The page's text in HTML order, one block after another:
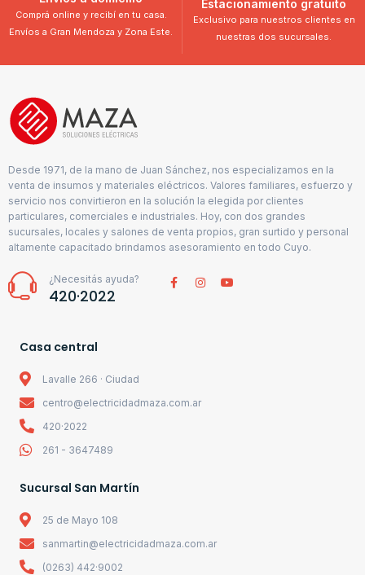
Comprá online y recibí en tu casa.
Envíos a Gran Mendoza y Zona Este.
Estacionamiento gratuito
Exclusivo para nuestros clientes en
nuestras dos sucursales.
Desde 1971, de la mano de Juan Sánchez, nos especializamos en la
venta de insumos y materiales eléctricos. Valores familiares, esfuerzo y
servicio nos convirtieron en la solución la elegida por clientes
particulares, comerciales e industriales. Hoy, con dos grandes
sucursales, locales y salones de venta propios, gran surtido y personal
altamente capacitado brindamos asesoramiento en todo Cuyo.
¿Necesitás ayuda?
420·2022
Casa central
Lavalle 266 · Ciudad
centro@electricidadmaza.com.ar
420·2022
261 - 3647489
Sucursal San Martín
25 de Mayo 108
sanmartin@electricidadmaza.com.ar
(0263) 442·9002